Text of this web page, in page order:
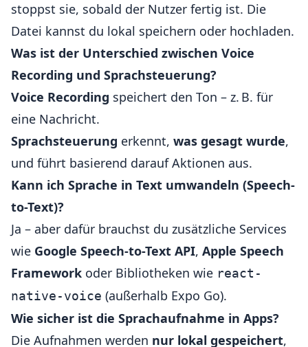
stoppst sie, sobald der Nutzer fertig ist. Die
Datei kannst du lokal speichern oder hochladen.
Was ist der Unterschied zwischen Voice
Recording und Sprachsteuerung?
Voice Recording speichert den Ton – z. B. für
eine Nachricht.
Sprachsteuerung erkennt, was gesagt wurde,
und führt basierend darauf Aktionen aus.
Kann ich Sprache in Text umwandeln (Speech-
to-Text)?
Ja – aber dafür brauchst du zusätzliche Services
wie Google Speech-to-Text API, Apple Speech
Framework oder Bibliotheken wie react-
native-voice (außerhalb Expo Go).
Wie sicher ist die Sprachaufnahme in Apps?
Die Aufnahmen werden nur lokal gespeichert,